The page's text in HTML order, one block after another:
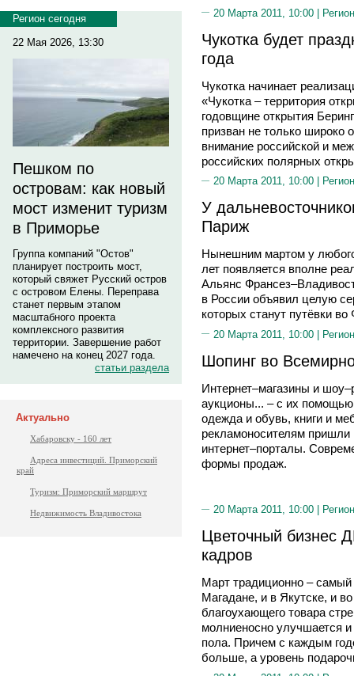
Регион сегодня
22 Мая 2026, 13:30
Пешком по
островам: как новый
мост изменит туризм
в Приморье
Группа компаний "Остов"
планирует построить мост,
который свяжет Русский остров
с островом Елены. Переправа
станет первым этапом
масштабного проекта
комплексного развития
территории. Завершение работ
намечено на конец 2027 года.
статьи раздела
Актуально
Хабаровску - 160 лет
Адреса инвестиций. Приморский
край
Туризм: Приморский маршрут
Недвижимость Владивостока
20 Марта 2011, 10:00 |
Чукотка будет
года
Чукотка начинает
«Чукотка – территория
годовщине открытия
призван не только широко
внимание российской и
российских полярных
20 Марта 2011, 10:00 |
У
Париж
Нынешним мартом у
лет появляется вполне
Альянс
в России объявил целую
которых станут путёвки
20 Марта 2011, 10:00 |
Шопинг во
Интернет–магазины и
аукционы... – с их помощью
одежда и обувь, книги и
рекламоносителям
интернет–порталы.
формы продаж.
20 Марта 2011, 10:00 |
Цветочный бизнес
кадров
Март традиционно –
Магадане, и в Якутске, и
благоухающего товара
молниеносно улучшается
пола. Причем с каждым
больше, а уровень